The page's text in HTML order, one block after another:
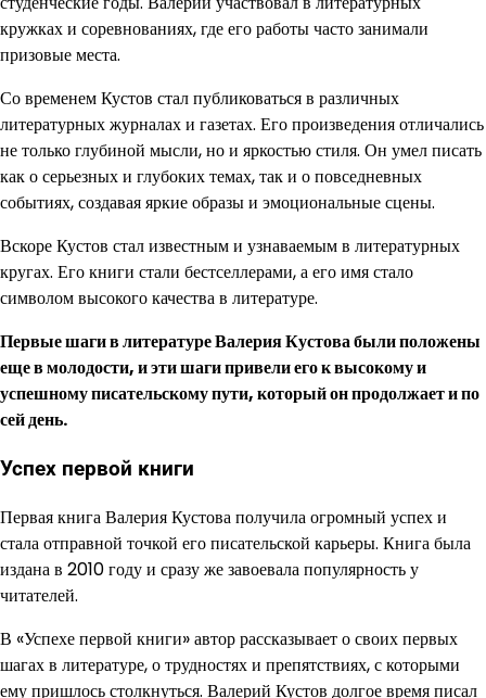
кружках и соревнованиях, где его работы часто занимали
призовые места.
Со временем Кустов стал публиковаться в различных
литературных журналах и газетах. Его произведения отличались
не только глубиной мысли, но и яркостью стиля. Он умел писать
как о серьезных и глубоких темах, так и о повседневных
событиях, создавая яркие образы и эмоциональные сцены.
Вскоре Кустов стал известным и узнаваемым в литературных
кругах. Его книги стали бестселлерами, а его имя стало
символом высокого качества в литературе.
Первые шаги в литературе Валерия Кустова были положены
еще в молодости, и эти шаги привели его к высокому и
успешному писательскому пути, который он продолжает и по
сей день.
Успех первой книги
Первая книга Валерия Кустова получила огромный успех и
стала отправной точкой его писательской карьеры. Книга была
издана в 2010 году и сразу же завоевала популярность у
читателей.
В «Успехе первой книги» автор рассказывает о своих первых
шагах в литературе, о трудностях и препятствиях, с которыми
ему пришлось столкнуться. Валерий Кустов долгое время писал